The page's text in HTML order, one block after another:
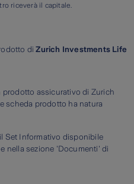
riceverà il capitale.
diZurich Investments Life
prodotto assicurativo di Zurich
scheda prodotto ha natura
Set Informativo disponibile
nella sezione 'Documenti' di